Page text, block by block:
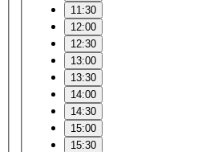
11:30
12:00
12:30
13:00
13:30
14:00
14:30
15:00
15:30